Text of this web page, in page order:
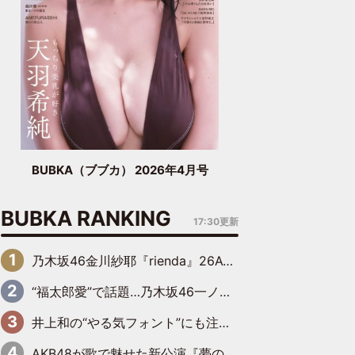
BUBKA（ブブカ） 2026年4月号
BUBKA RANKING 17:30更新
乃木坂46金川紗耶『rienda』26AW LOOKモデルに就任
“福太郎愛”で話題…乃木坂46一ノ瀬美空、地元福岡『めんべい25周年トップサポーター』に就任
井上和の“やる気フォント”にも注目 乃木坂46が挑んだ書道パフォーマンスの舞台裏